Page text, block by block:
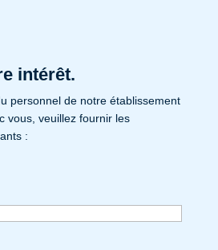
intérêt.
personnel de notre établissement
vous, veuillez fournir les
: